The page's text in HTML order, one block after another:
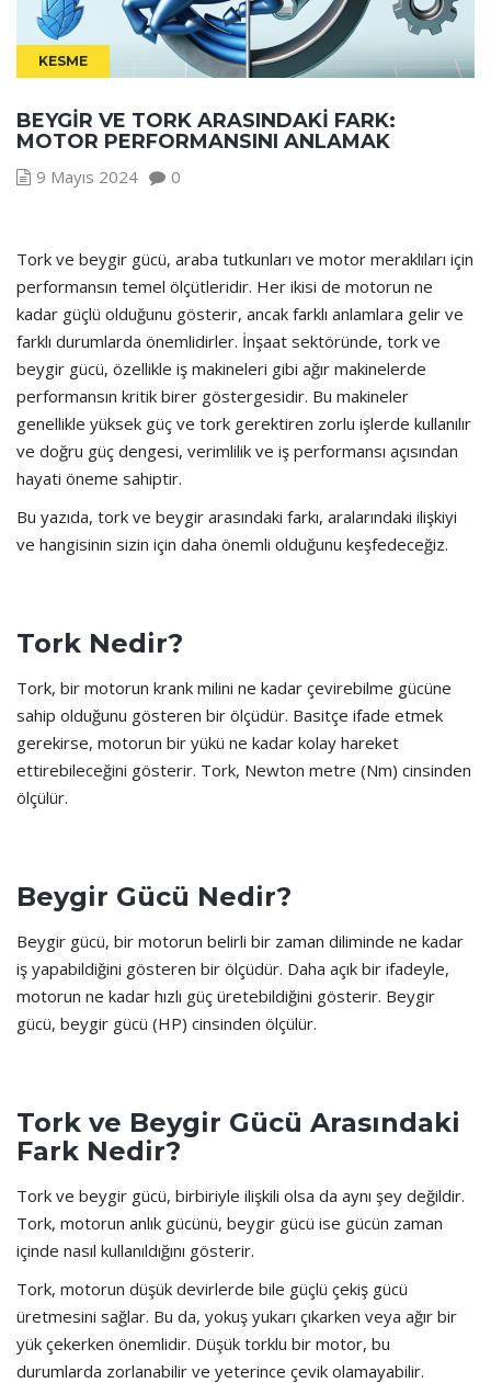
KESME
BEYGIR VE TORK ARASINDAKI FARK:
MOTOR PERFORMANSINI ANLAMAK
9 Mayıs 2024 0
Tork ve beygir gücü, araba tutkunları ve motor meraklıları için
performansın temel ölçütleridir. Her ikisi de motorun ne
kadar güçlü olduğunu gösterir, ancak farklı anlamlara gelir ve
farklı durumlarda önemlidirler. İnşaat sektöründe, tork ve
beygir gücü, özellikle iş makineleri gibi ağır makinelerde
performansın kritik birer göstergesidir. Bu makineler
genellikle yüksek güç ve tork gerektiren zorlu işlerde kullanılır
ve doğru güç dengesi, verimlilik ve iş performansı açısından
hayati öneme sahiptir.
Bu yazıda, tork ve beygir arasındaki farkı, aralarındaki ilişkiyi
ve hangisinin sizin için daha önemli olduğunu keşfedeceğiz.
Tork Nedir?
Tork, bir motorun krank milini ne kadar çevirebilme gücüne
sahip olduğunu gösteren bir ölçüdür. Basitçe ifade etmek
gerekirse, motorun bir yükü ne kadar kolay hareket
ettirebileceğini gösterir. Tork, Newton metre (Nm) cinsinden
ölçülür.
Beygir Gücü Nedir?
Beygir gücü, bir motorun belirli bir zaman diliminde ne kadar
iş yapabildiğini gösteren bir ölçüdür. Daha açık bir ifadeyle,
motorun ne kadar hızlı güç üretebildiğini gösterir. Beygir
gücü, beygir gücü (HP) cinsinden ölçülür.
Tork ve Beygir Gücü Arasındaki
Fark Nedir?
Tork ve beygir gücü, birbiriyle ilişkili olsa da aynı şey değildir.
Tork, motorun anlık gücünü, beygir gücü ise gücün zaman
içinde nasıl kullanıldığını gösterir.
Tork, motorun düşük devirlerde bile güçlü çekiş gücü
üretmesini sağlar. Bu da, yokuş yukarı çıkarken veya ağır bir
yük çekerken önemlidir. Düşük torklu bir motor, bu
durumlarda zorlanabilir ve yeterince çevik olamayabilir.